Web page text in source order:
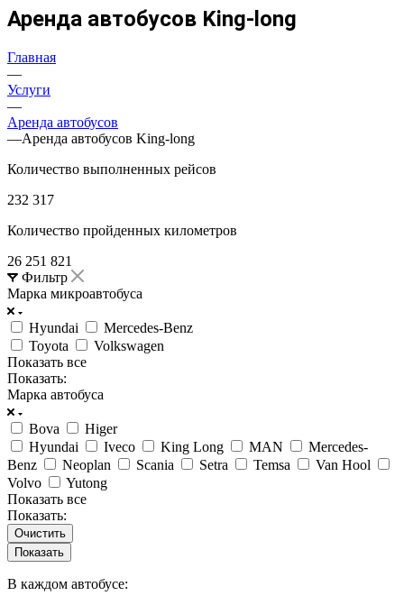
Аренда автобусов King-long
Главная
—
Услуги
—
Аренда автобусов
—Аренда автобусов King-long
Количество выполненных рейсов
232 317
Количество пройденных километров
26 251 821
Фильтр
Марка микроавтобуса
Hyundai
Mercedes-Benz
Toyota
Volkswagen
Показать все
Показать:
Марка автобуса
Bova
Higer
Hyundai
Iveco King Long MAN
Mercedes-
Benz
Neoplan Scania Setra Temsa
Van Hool
Volvo
Yutong
Показать все
Показать:
Очистить
В каждом автобусе: